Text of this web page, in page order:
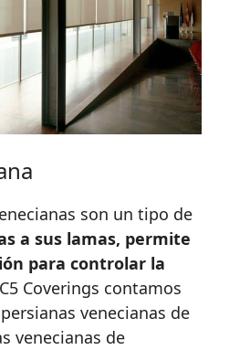
son un tipo de
a sus lamas, permite
para controlar la
Coverings contamos
venecianas de
venecianas de